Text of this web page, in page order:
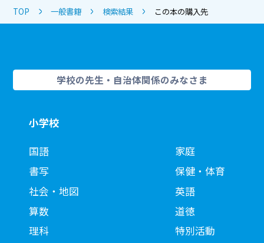
TOP 一般書籍 検索結果 この本の購入先
学校の先生・自治体関係のみなさま
小学校
国語
書写
社会・地図
算数
理科
家庭
保健・体育
英語
道徳
特別活動